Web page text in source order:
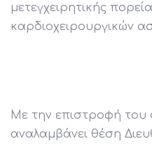
μετεγχειρητικής
καρδιοχειρουργικών
Με την επιστροφή του
αναλαμβάνει θέση